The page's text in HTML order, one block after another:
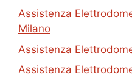
Assistenza
Milano
Assistenza
Assistenza